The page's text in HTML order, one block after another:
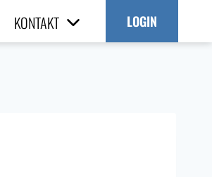
KONTAKT LOGIN